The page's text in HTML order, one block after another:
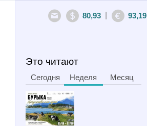
80,93 93,19
Это читают
Сегодня Неделя Месяц